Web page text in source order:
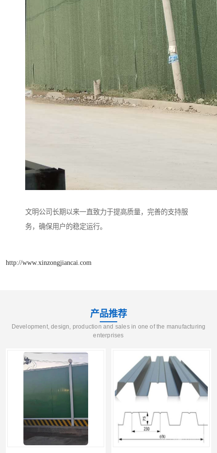
文明公司长期以来一直致力于提高质量，完善的支持服
务，确保用户的稳定运行。
http://www.xinzongjiancai.com
产品推荐
Development, design, production and sales in one of the manufacturing
enterprises